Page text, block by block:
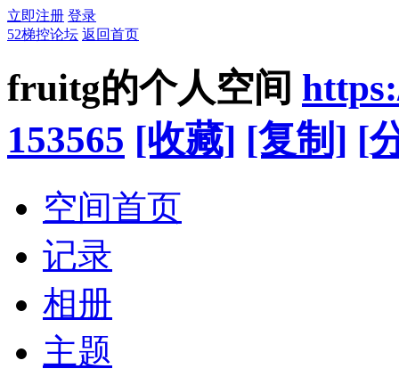
立即注册 登录
52梯控论坛 返回首页
fruitg的个人空间
153565 [收藏] [复制] [
空间首页
记录
相册
主题